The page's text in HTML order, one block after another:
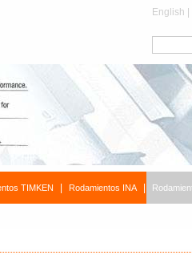
English
TIMKEN Rodamientos INA